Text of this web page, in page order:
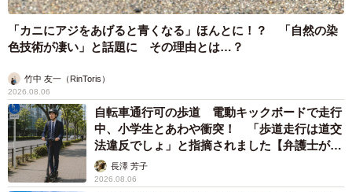
「カニにアジをあげると青くなる」ほんとに！？ 「自然の染
色技術が凄い」と話題に その理由とは…？
竹中 友一（RinToris）
2026.08.06
自転車通行可の歩道 電動キックボードで走行
中、小学生とあわや衝突！ 「歩道走行は道交
法違反でしょ」と指摘されました【弁護士が解
説】長澤 芳子
2026.08.06